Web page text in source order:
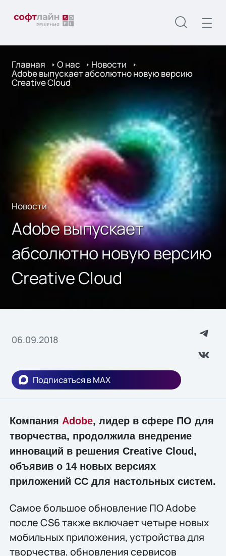
Главная О нас Новости
Adobe выпускает абсолютно новую версию
Creative Cloud
Новости
Adobe выпускает
абсолютно новую версию
Creative Cloud
06.09.2018
Подписаться в MAX
Компания Adobe, лидер в сфере ПО для
творчества, продолжила внедрение
инноваций в решения Creative Cloud,
объявив о 14 новых версиях
приложений CC для настольных систем.
Самое большое обновление ПО Adobe
после CS6 также включает четыре новых
мобильных приложения, устройства для
творчества, обновления сервисов